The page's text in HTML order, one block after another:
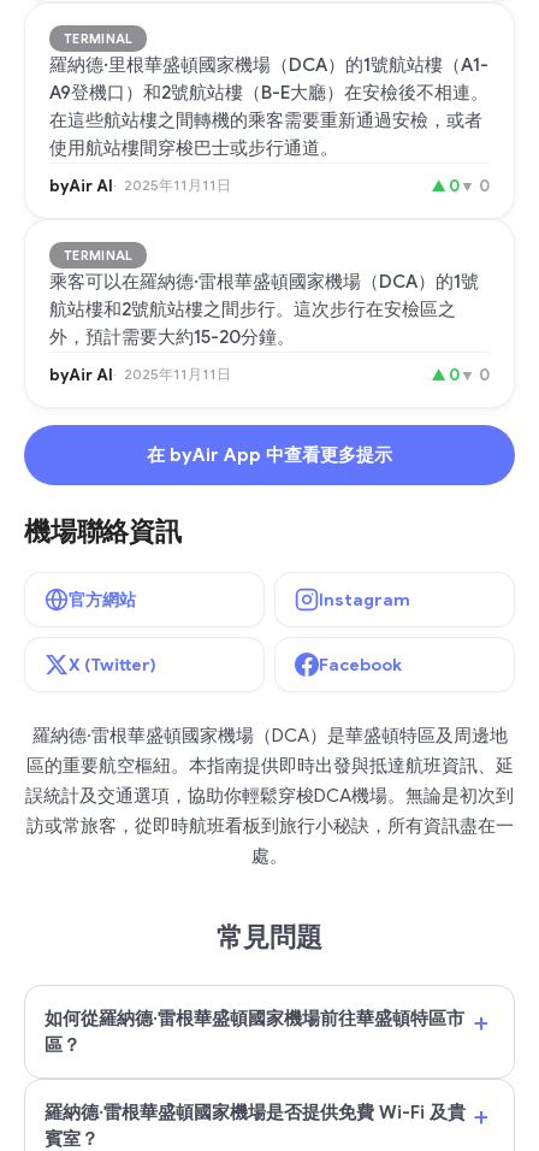
TERMINAL
羅納德·里根華盛頓國家機場（DCA）的1號航站樓（A1-
A9登機口）和2號航站樓（B-E大廳）在安檢後不相連。
在這些航站樓之間轉機的乘客需要重新通過安檢，或者
使用航站樓間穿梭巴士或步行通道。
byAir AI 2025年11月11日 ▲ 0▼ 0
TERMINAL
乘客可以在羅納德·雷根華盛頓國家機場（DCA）的1號
航站樓和2號航站樓之間步行。這次步行在安檢區之
外，預計需要大約15-20分鐘。
byAir AI 2025年11月11日 ▲ 0▼ 0
在 byAir App 中查看更多提示
機場聯絡資訊
官方網站 Instagram
X (Twitter) Facebook
羅納德·雷根華盛頓國家機場（DCA）是華盛頓特區及周邊地
區的重要航空樞紐。本指南提供即時出發與抵達航班資訊、延
誤統計及交通選項，協助你輕鬆穿梭DCA機場。無論是初次到
訪或常旅客，從即時航班看板到旅行小秘訣，所有資訊盡在一
處。
常見問題
如何從羅納德·雷根華盛頓國家機場前往華盛頓特區市
區？
+
羅納德·雷根華盛頓國家機場是否提供免費 Wi-Fi 及貴
賓室？
+